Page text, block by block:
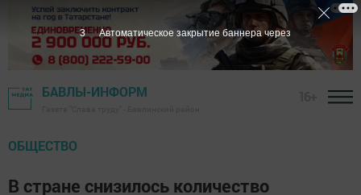
БАВЛЫ-ИНФОРМ
ОБЩЕСТВО
В стране снизилось количество
1 Автоматическое закрытие баннера через